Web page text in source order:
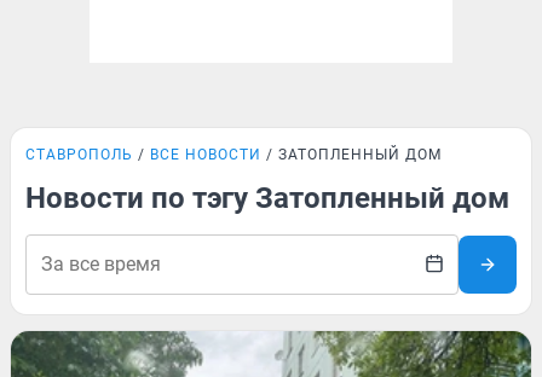
СТАВРОПОЛЬ ВСЕ НОВОСТИ ЗАТОПЛЕННЫЙ ДОМ
Новости по тэгу Затопленный дом